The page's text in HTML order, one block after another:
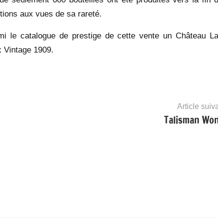
aux vues de sa rareté.
le catalogue de prestige de cette vente un Château
Vintage 1909.
Article
Talisman